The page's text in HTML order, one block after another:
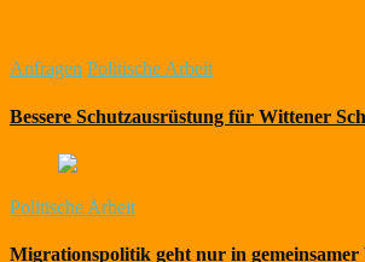
Anfragen Politische Arbeit
Bessere Schutzausrüstung für Wittener
Politische Arbeit
Migrationspolitik geht nur in